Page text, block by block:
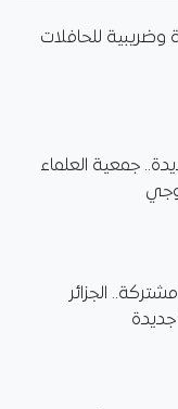
وضريبية للحافلات
جمعية العلماء
الجزائر
جديدة